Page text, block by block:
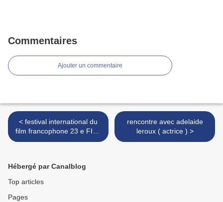
Commentaires
Ajouter un commentaire
< festival international du
film francophone 23 e FIFF
de Namur : 2008
rencontre avec adelaide
leroux ( actrice ) >
Hébergé par Canalblog
Top articles
Pages